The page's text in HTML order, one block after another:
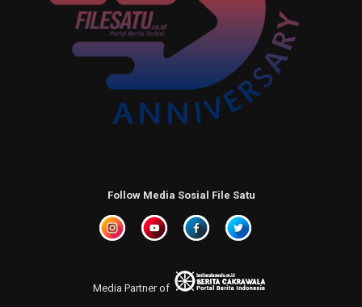
Follow Media Sosial File Satu
Media Partner of